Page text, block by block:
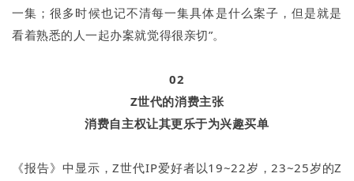
一集；很多时候也记不清每一集具体是什么案子，但是就是
看着熟悉的人一起办案就觉得很亲切”。
02
Z世代的消费主张
消费自主权让其更乐于为兴趣买单
《报告》中显示，Z世代IP爱好者以19~22岁，23~25岁的Z